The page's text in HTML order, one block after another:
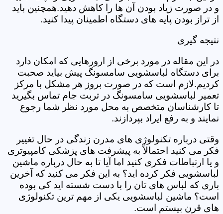
و در صورت زیاد بودن آن ها را کاهش دهید.همچنین باید
از تراز بودن پایه های دستگاه اطمینان پیدا کنید.
نتیجه گیری
در این مقاله در مورد برخی از ارورهایی که امکان دارد
برای دستگاه لباسشویی سامسونگ پیش بیاید صحبت
کردیم.لازم است که در صورت بروز هر مشکل با مرکز
تعمیر لباسشویی سامسونگ در تربت جام تماس بگیرید
تا کارشناسان متخصص به محل مورد نظر شما رجوع
نمایند و به رفع ایراد بپردازند.
وقتی درباره تکنولوژی های مدرن زندگی در حال تغییر
فکر می کنید احتمالاً به پیشرفت های پزشکی کامپیوتری
و یا ارتباطات فکری کنید اما آیا تا به حال درباره ماشین
لباسشویی فکر کرده اید؟ به این فکر می کنید که آخرین
باری که لباس های تان را با دست شسته اید کی بوده
است؟ ماشین لباسشویی یکی از مهم ترین تکنولوژی
های قرن بیستم است.